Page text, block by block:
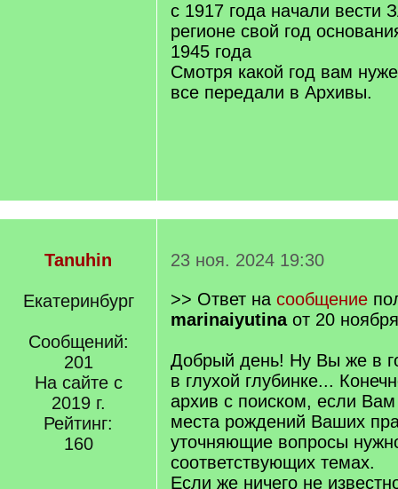
с 1917 года начали вести
регионе свой год
1945 года
Смотря какой год вам
все передали в Архивы.
Tanuhin
Екатеринбург
Сообщений:
201
На сайте с
2019 г.
Рейтинг:
160
23 ноя. 2024 19:30
>> Ответ на сообщение
marinaiyutinaот 20
Добрый день! Ну Вы же в
в глухой глубинке...
архив с поиском, если Вам
места рождений Ваших
уточняющие вопросы
соответствующих темах.
Если же ничего не